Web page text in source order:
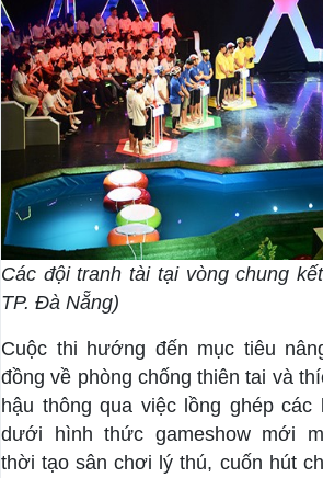
Các đội tranh tài tại vòng chung
TP. Đà Nẵng)
Cuộc thi hướng đến mục tiêu
đồng về phòng chống thiên tai và
hậu thông qua việc lồng ghép các
dưới hình thức gameshow mới
thời tạo sân chơi lý thú, cuốn hút